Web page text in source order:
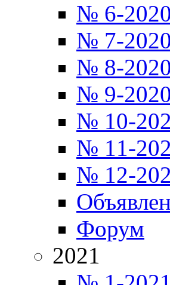
№ 6-2020
№ 7-2020
№ 8-2020
№ 9-2020
№ 10-
№ 11-
№ 12-
Форум
2021